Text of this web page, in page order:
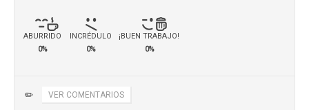
ABURRIDO
0%
INCRÉDULO
0%
¡BUEN TRABAJO!
0%
✏️ VER COMENTARIOS